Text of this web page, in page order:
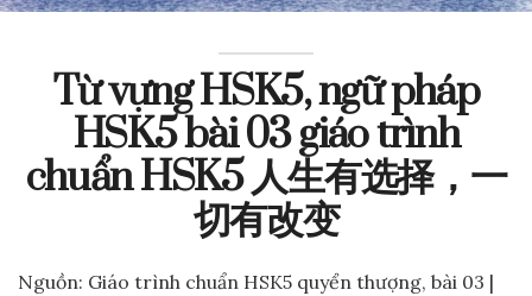
Từ vựng HSK5, ngữ pháp
HSK5 bài 03 giáo trình
chuẩn HSK5 人生有选择，一
切有改变
Nguồn: Giáo trình chuẩn HSK5 quyển thượng, bài 03 |